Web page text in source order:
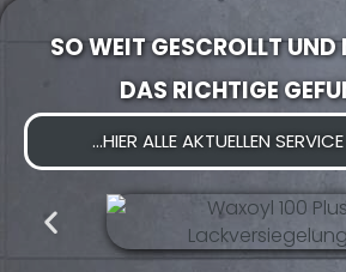
SO WEIT GESCROLLT
DAS RICHTIGE
...HIER ALLE AKTUELLEN